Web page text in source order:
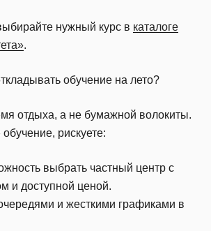
нужный курс в каталоге
.
обучение на лето?
отдыха, а не бумажной волокиты.
рискуете:
выбрать частный центр с
и доступной ценой.
и жесткими графиками в